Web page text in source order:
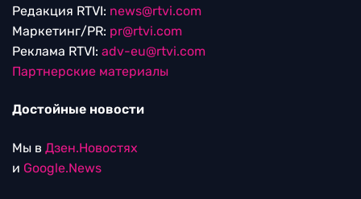
Редакция RTVI: news@rtvi.com
Маркетинг/PR: pr@rtvi.com
Реклама RTVI: adv-eu@rtvi.com
Партнерские материалы
Достойные новости
Мы в Дзен.Новостях
и Google.News